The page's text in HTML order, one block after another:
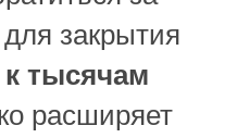
закрытия
к тысячам
расширяет